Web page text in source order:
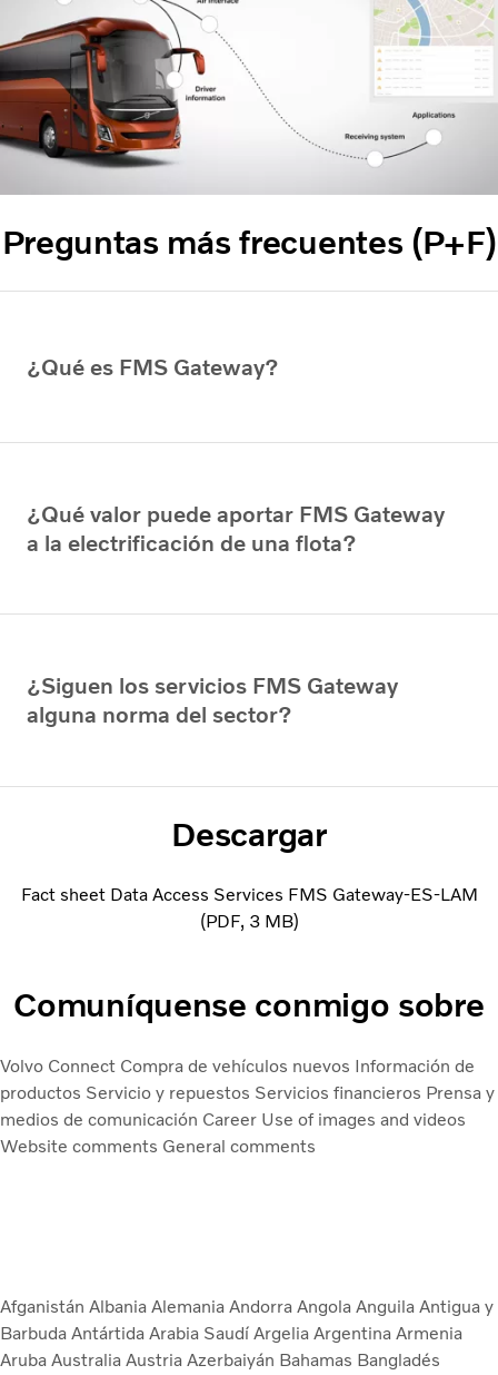
Preguntas más frecuentes (P+F)
¿Qué es FMS Gateway?
¿Qué valor puede aportar FMS Gateway
a la electrificación de una flota?
¿Siguen los servicios FMS Gateway
alguna norma del sector?
Descargar
Fact sheet Data Access Services FMS Gateway-ES-LAM
PDF 3 MB
Comuníquense conmigo sobre
Volvo Connect Compra de vehículos nuevos Información de
productos Servicio y repuestos Servicios financieros Prensa y
medios de comunicación Career Use of images and videos
Website comments General comments
Afganistán Albania Alemania Andorra Angola Anguila Antigua y
Barbuda Antártida Arabia Saudí Argelia Argentina Armenia
Aruba Australia Austria Azerbaiyán Bahamas Bangladés